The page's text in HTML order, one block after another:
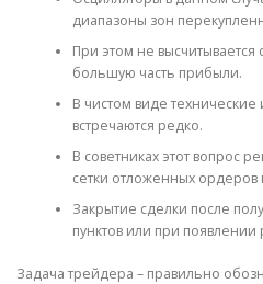
FLEXION DISTRACTION
HOME
диапазоны зон
При этом не высчитывается
большую часть прибыли.
В чистом виде
встречаются редко.
В советниках этот вопрос
сетки отложенных ордеров
Закрытие сделки после
пунктов или при появлении
Задача трейдера – правильно